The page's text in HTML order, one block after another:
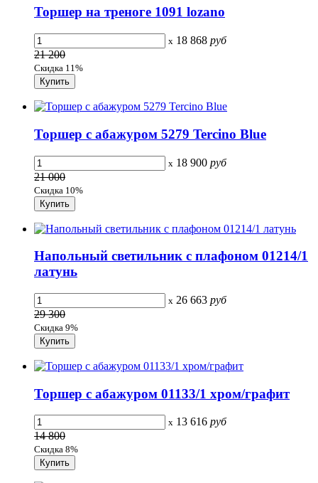
Торшер на треноге 1091 lozano
x 18 868 руб
21 200
Скидка 11%
Торшер с абажуром 5279 Tercino Blue
x 18 900 руб
21 000
Скидка 10%
Напольный светильник с плафоном 01214/1
латунь
x 26 663 руб
29 300
Скидка 9%
Торшер с абажуром 01133/1 хром/графит
x 13 616 руб
14 800
Скидка 8%